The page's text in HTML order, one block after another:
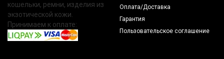
кошельки, ремни, изделия из
экзотической кожи.
Принимаем к оплате:
Оплата/Доставка
Гарантия
Пользовательское соглашение